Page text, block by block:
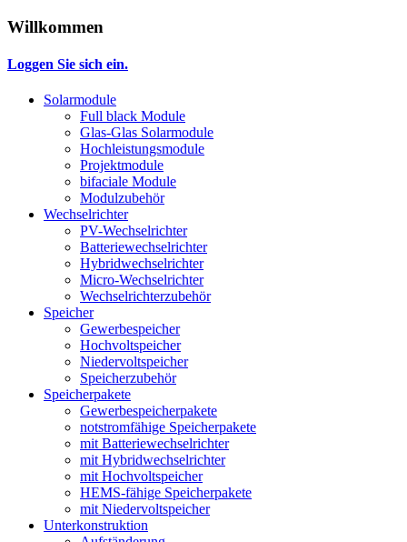
Willkommen
Loggen Sie sich ein.
Solarmodule
Full black Module
Glas-Glas Solarmodule
Hochleistungsmodule
Projektmodule
bifaciale Module
Modulzubehör
Wechselrichter
PV-Wechselrichter
Batteriewechselrichter
Hybridwechselrichter
Micro-Wechselrichter
Wechselrichterzubehör
Speicher
Gewerbespeicher
Hochvoltspeicher
Niedervoltspeicher
Speicherzubehör
Speicherpakete
Gewerbespeicherpakete
notstromfähige Speicherpakete
mit Batteriewechselrichter
mit Hybridwechselrichter
mit Hochvoltspeicher
HEMS-fähige Speicherpakete
mit Niedervoltspeicher
Unterkonstruktion